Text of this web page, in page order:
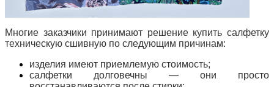
Многие заказчики принимают решение купить салфетку
техническую сшивную по следующим причинам:
изделия имеют приемлемую стоимость;
салфетки долговечны — они просто